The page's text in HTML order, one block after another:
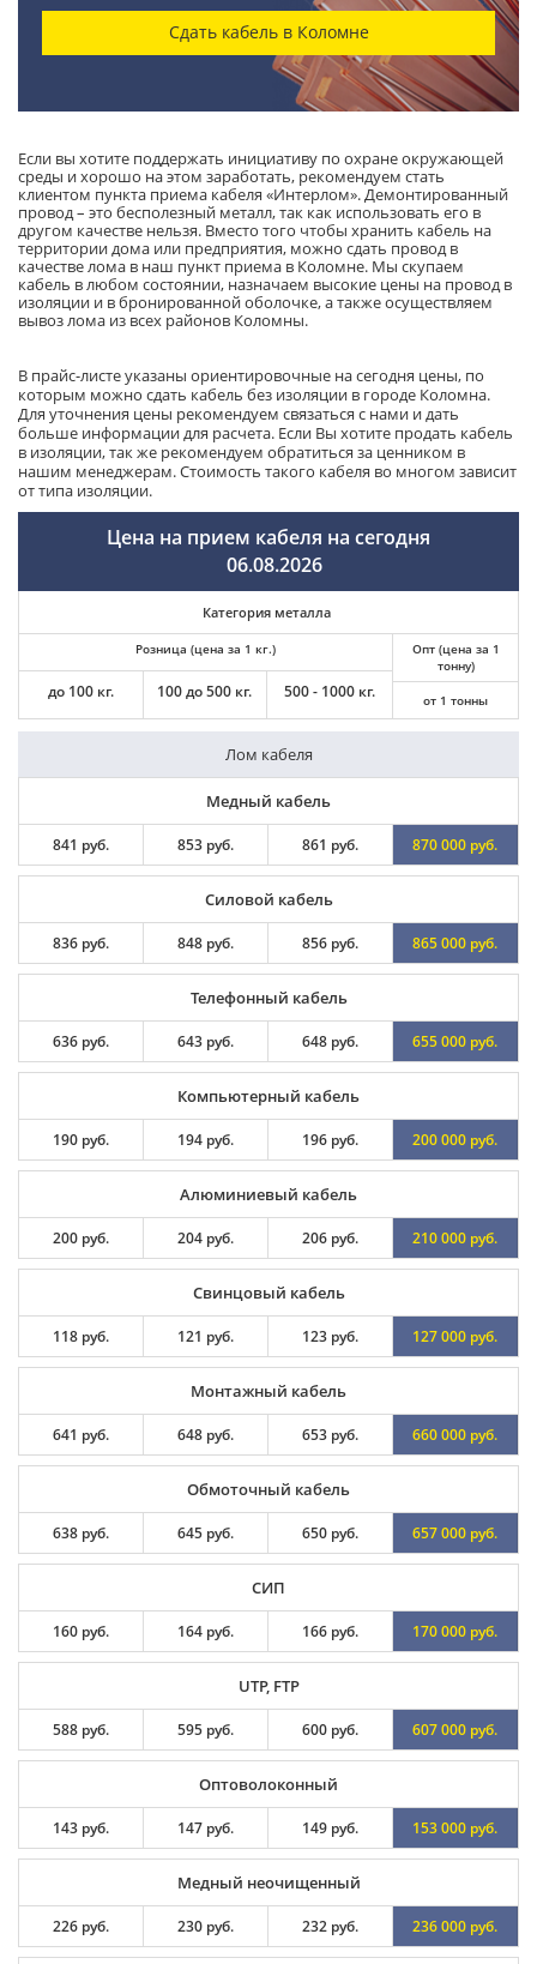
Сдать кабель в Коломне
Если вы хотите поддержать инициативу по охране окружающей
среды и хорошо на этом заработать, рекомендуем стать
клиентом пункта приема кабеля «Интерлом». Демонтированный
провод – это бесполезный металл, так как использовать его в
другом качестве нельзя. Вместо того чтобы хранить кабель на
территории дома или предприятия, можно сдать провод в
качестве лома в наш пункт приема в Коломне. Мы скупаем
кабель в любом состоянии, назначаем высокие цены на провод в
изоляции и в бронированной оболочке, а также осуществляем
вывоз лома из всех районов Коломны.
В прайс-листе указаны ориентировочные на сегодня цены, по
которым можно сдать кабель без изоляции в городе Коломна.
Для уточнения цены рекомендуем связаться с нами и дать
больше информации для расчета. Если Вы хотите продать кабель
в изоляции, так же рекомендуем обратиться за ценником в
нашим менеджерам. Стоимость такого кабеля во многом зависит
от типа изоляции.
Цена на прием кабеля на сегодня
06.08.2026
Категория металла
Розница (цена за 1 кг.)
до 100 кг. 100 до 500 кг. 500 - 1000 кг.
Опт (цена за 1
тонну)
от 1 тонны
Лом кабеля
Медный кабель
841 руб. 853 руб. 861 руб. 870 000 руб.
Силовой кабель
836 руб. 848 руб. 856 руб. 865 000 руб.
Телефонный кабель
636 руб. 643 руб. 648 руб. 655 000 руб.
Компьютерный кабель
190 руб. 194 руб. 196 руб. 200 000 руб.
Алюминиевый кабель
200 руб. 204 руб. 206 руб. 210 000 руб.
Свинцовый кабель
118 руб. 121 руб. 123 руб. 127 000 руб.
Монтажный кабель
641 руб. 648 руб. 653 руб. 660 000 руб.
Обмоточный кабель
638 руб. 645 руб. 650 руб. 657 000 руб.
СИП
160 руб. 164 руб. 166 руб. 170 000 руб.
UTP, FTP
588 руб. 595 руб. 600 руб. 607 000 руб.
Оптоволоконный
143 руб. 147 руб. 149 руб. 153 000 руб.
Медный неочищенный
226 руб. 230 руб. 232 руб. 236 000 руб.